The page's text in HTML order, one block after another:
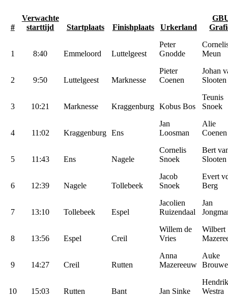
#
Verwachte
starttijd
Startplaats Finishplaats Urkerland
1 8:40 Emmeloord Luttelgeest
Peter
Gnodde
Meun
2 9:50 Luttelgeest Marknesse
Pieter
Coenen
Johan
Slooten
3 10:21 Marknesse Kraggenburg Kobus Bos
Teunis
Snoek
4 11:02 Kraggenburg Ens
Jan
Loosman
Alie
Coenen
5 11:43 Ens Nagele
Cornelis
Snoek
Bert
Slooten
6 12:39 Nagele Tollebeek
Jacob
Snoek
Evert
Berg
7 13:10 Tollebeek Espel
Jacolien
Ruizendaal
Jan
8 13:56 Espel Creil
Willem de
Vries
Wilbert
9 14:27 Creil Rutten
Anna
Mazereeuw
Auke
10 15:03 Rutten Bant Jan Sinke
Westra